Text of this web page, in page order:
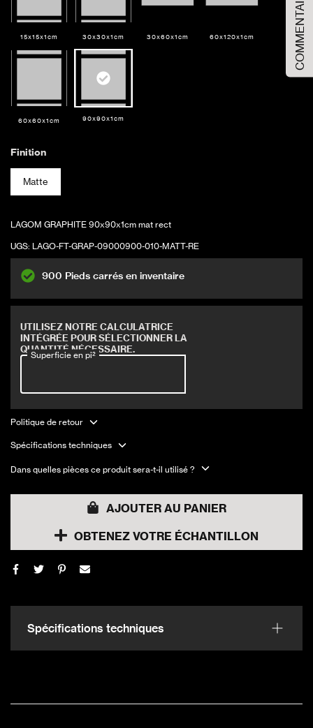
15x15x1cm 30x30x1cm 30x60x1cm 60x120x1cm
60x60x1cm 90x90x1cm
Finition
Matte
LAGOM GRAPHITE 90x90x1cm mat rect
UGS: LAGO-FT-GRAP-09000900-010-MATT-RE
900 Pieds carrés en inventaire
Superficie en pi²
UTILISEZ NOTRE CALCULATRICE
INTÉGRÉE POUR SÉLECTIONNER LA
QUANTITÉ NÉCESSAIRE.
Politique de retour
Spécifications techniques
Dans quelles pièces ce produit sera-t-il utilisé ?
AJOUTER AU PANIER
OBTENEZ VOTRE ÉCHANTILLON
Spécifications techniques
COMMENTAIRES
Taille de l'échantillon
AJOUTER AU PANIER